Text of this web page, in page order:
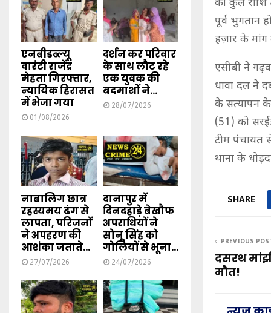
की कुल
पूर्व भुगतान
हज़ार के मांग
एसीबी ने
धावा दल ने
के सत्यापन
(51) को
टीम पंचायत
थाना के
SHARE
PREVIOUS
दसरथ
मौत!
एनबीडब्ल्यू
वारंटी राजेंद्र
मेहता गिरफ्तार,
न्यायिक हिरासत
में भेजा गया
01/08/2026
दर्शन कर परिवार
के साथ लौट रहे
एक युवक की
बदमाशों ने...
28/07/2026
नाबालिग छात्र
रहस्यमय ढंग से
लापता, परिजनों
ने अपहरण की
आशंका जताते...
27/07/2026
दानापुर में
दिनदहाड़े बेखौफ
अपराधियों ने
सोनू सिंह को
गोलियों से भूना...
24/07/2026